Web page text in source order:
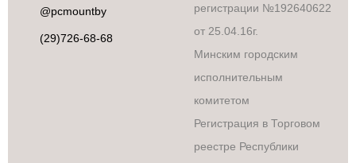
@pcmountby
(29)726-68-68
регистрации №192640622
от 25.04.16г.
Минским городским
исполнительным
комитетом
Регистрация в Торговом
реестре Республики